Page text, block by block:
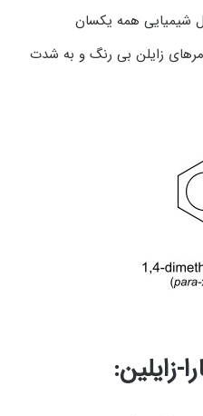
شیمیایی همه یکسان
زایلن بی رنگ و به شدت
زایلین: